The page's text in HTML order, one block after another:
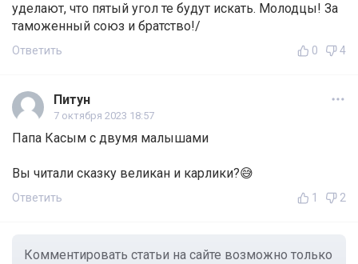
уделают, что пятый угол те будут искать. Молодцы! За
таможенный союз и братство!/
Ответить 0 4
Питун
7 октября 2023 18:57
Папа Касым с двумя малышами
Вы читали сказку великан и карлики?😅
Ответить 1 2
Комментировать статьи на сайте возможно только